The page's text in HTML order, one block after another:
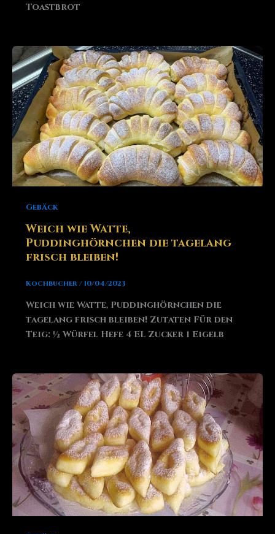
Toastbrot
Gebäck
Weich wie Watte,
Puddinghörnchen die tagelang
frisch bleiben!
Kochbucher/10/04/2023
Weich wie Watte, Puddinghörnchen die
tagelang frisch bleiben! Zutaten Für den
Teig: ½ Würfel Hefe 4 EL Zucker 1 Eigelb